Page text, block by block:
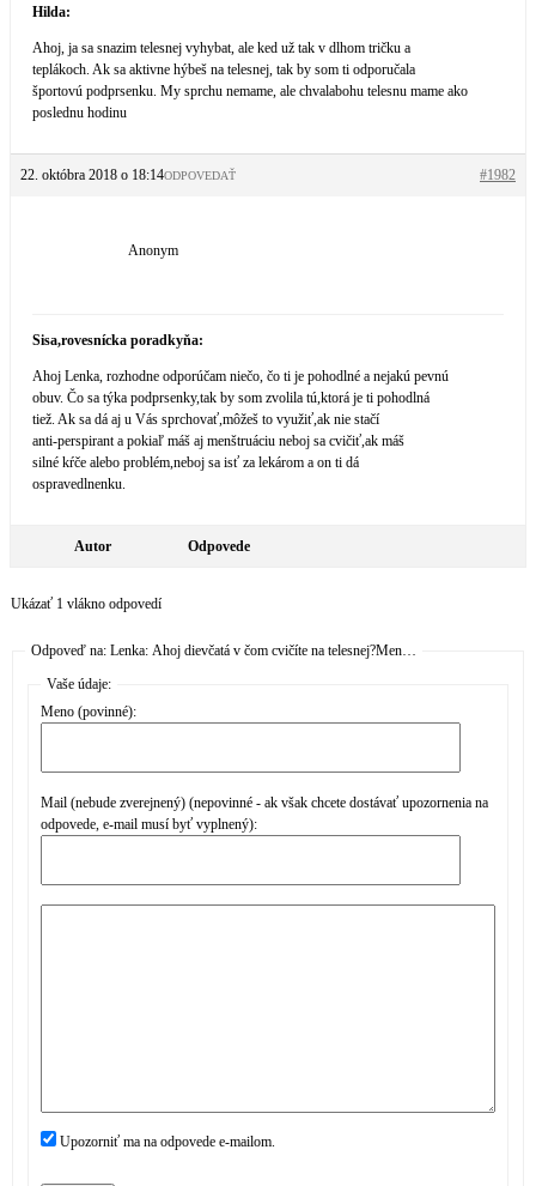
Hilda:
Ahoj, ja sa snazim telesnej vyhybat, ale ked už tak v dlhom tričku a
teplákoch. Ak sa aktivne hýbeš na telesnej, tak by som ti odporučala
športovú podprsenku. My sprchu nemame, ale chvalabohu telesnu mame ako
poslednu hodinu
22. októbra 2018 o 18:14 #1982
ODPOVEDAŤ
Anonym
Sisa,rovesnícka poradkyňa:
Ahoj Lenka, rozhodne odporúčam niečo, čo ti je pohodlné a nejakú pevnú
obuv. Čo sa týka podprsenky,tak by som zvolila tú,ktorá je ti pohodlná
tiež. Ak sa dá aj u Vás sprchovať,môžeš to využiť,ak nie stačí
anti-perspirant a pokiaľ máš aj menštruáciu neboj sa cvičiť,ak máš
silné kŕče alebo problém,neboj sa isť za lekárom a on ti dá
ospravedlnenku.
Autor Odpovede
Ukázať 1 vlákno odpovedí
Odpoveď na: Lenka: Ahoj dievčatá v čom cvičíte na telesnej?Men…
Vaše údaje:
Meno (povinné):
Mail (nebude zverejnený) (nepovinné - ak však chcete dostávať upozornenia na
odpovede, e-mail musí byť vyplnený):
Upozorniť ma na odpovede e-mailom.